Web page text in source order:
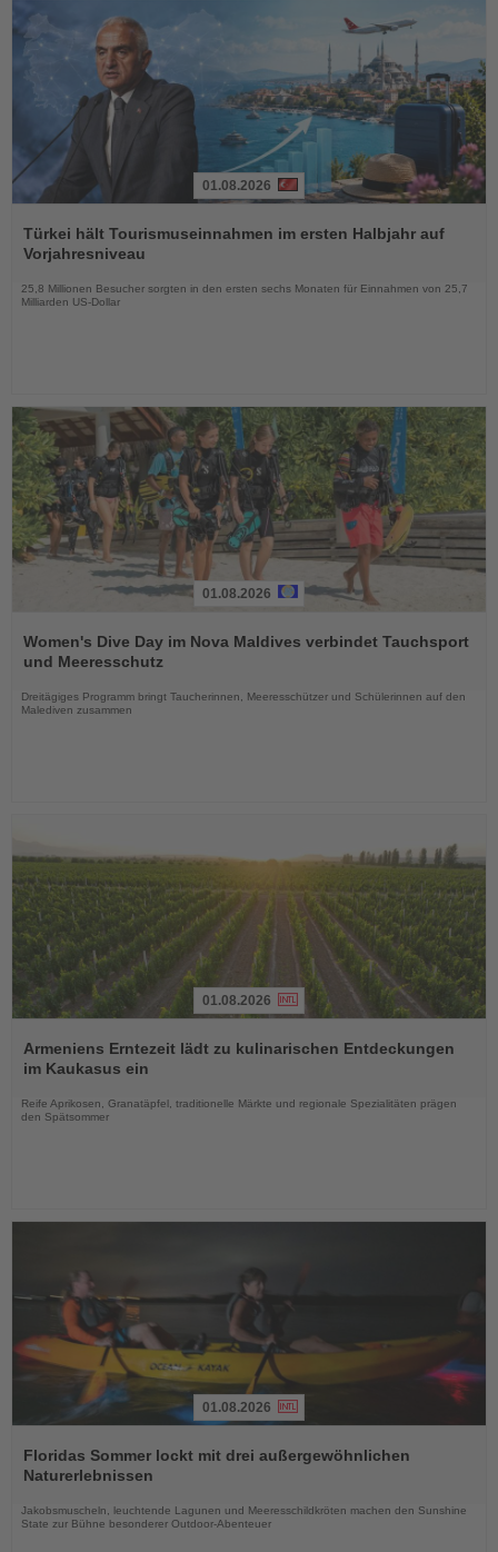
Sie
die
Nachrichten
01.08.2026
Türkei hält Tourismuseinnahmen im ersten Halbjahr auf
Vorjahresniveau
25,8 Millionen Besucher sorgten in den ersten sechs Monaten für Einnahmen von 25,7
Milliarden US-Dollar
Sie
die
01.08.2026
Women's Dive Day im Nova Maldives verbindet Tauchsport
und Meeresschutz
Dreitägiges Programm bringt Taucherinnen, Meeresschützer und Schülerinnen auf den
Malediven zusammen
Sie
die
01.08.2026
Armeniens Erntezeit lädt zu kulinarischen Entdeckungen
im Kaukasus ein
Reife Aprikosen, Granatäpfel, traditionelle Märkte und regionale Spezialitäten prägen
den Spätsommer
Sie
die
01.08.2026
Floridas Sommer lockt mit drei außergewöhnlichen
Naturerlebnissen
Jakobsmuscheln, leuchtende Lagunen und Meeresschildkröten machen den Sunshine
State zur Bühne besonderer Outdoor-Abenteuer